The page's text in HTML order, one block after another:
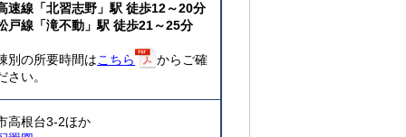
速線「北習志野」駅 徒歩12～20分
戸線「滝不動」駅 徒歩21～25分
別の所要時間はこちら
からご確
さい。
高根台3-2ほか